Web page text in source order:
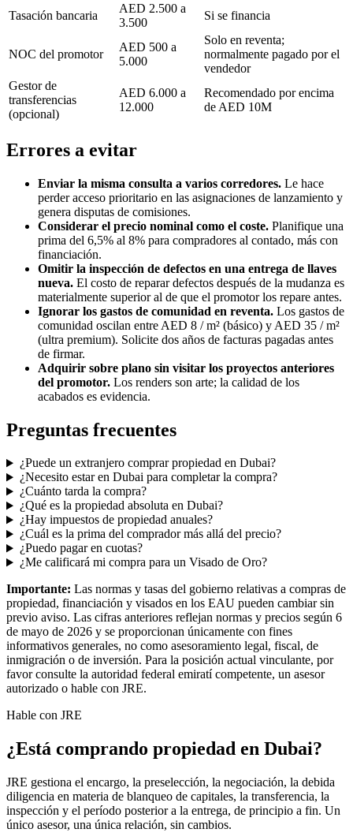
Tasación bancaria
AED 2.500 a
3.500
Si se financia
NOC del promotor
AED 500 a
5.000
Solo en reventa;
normalmente pagado por el
vendedor
Gestor de
transferencias
(opcional)
AED 6.000 a
12.000
Recomendado por encima
de AED 10M
Errores a evitar
Enviar la misma consulta a varios corredores. Le hace
perder acceso prioritario en las asignaciones de lanzamiento y
genera disputas de comisiones.
Considerar el precio nominal como el coste. Planifique una
prima del 6,5% al 8% para compradores al contado, más con
financiación.
Omitir la inspección de defectos en una entrega de llaves
nueva. El costo de reparar defectos después de la mudanza es
materialmente superior al de que el promotor los repare antes.
Ignorar los gastos de comunidad en reventa. Los gastos de
comunidad oscilan entre AED 8 / m² (básico) y AED 35 / m²
(ultra premium). Solicite dos años de facturas pagadas antes
de firmar.
Adquirir sobre plano sin visitar los proyectos anteriores
del promotor. Los renders son arte; la calidad de los
acabados es evidencia.
Preguntas frecuentes
¿Puede un extranjero comprar propiedad en Dubai?
¿Necesito estar en Dubai para completar la compra?
¿Cuánto tarda la compra?
¿Qué es la propiedad absoluta en Dubai?
¿Hay impuestos de propiedad anuales?
¿Cuál es la prima del comprador más allá del precio?
¿Puedo pagar en cuotas?
¿Me calificará mi compra para un Visado de Oro?
Importante: Las normas y tasas del gobierno relativas a compras de
propiedad, financiación y visados en los EAU pueden cambiar sin
previo aviso. Las cifras anteriores reflejan normas y precios según 6
de mayo de 2026 y se proporcionan únicamente con fines
informativos generales, no como asesoramiento legal, fiscal, de
inmigración o de inversión. Para la posición actual vinculante, por
favor consulte la autoridad federal emiratí competente, un asesor
autorizado o hable con JRE.
Hable con JRE
¿Está comprando propiedad en Dubai?
JRE gestiona el encargo, la preselección, la negociación, la debida
diligencia en materia de blanqueo de capitales, la transferencia, la
inspección y el período posterior a la entrega, de principio a fin. Un
único asesor, una única relación, sin cambios.